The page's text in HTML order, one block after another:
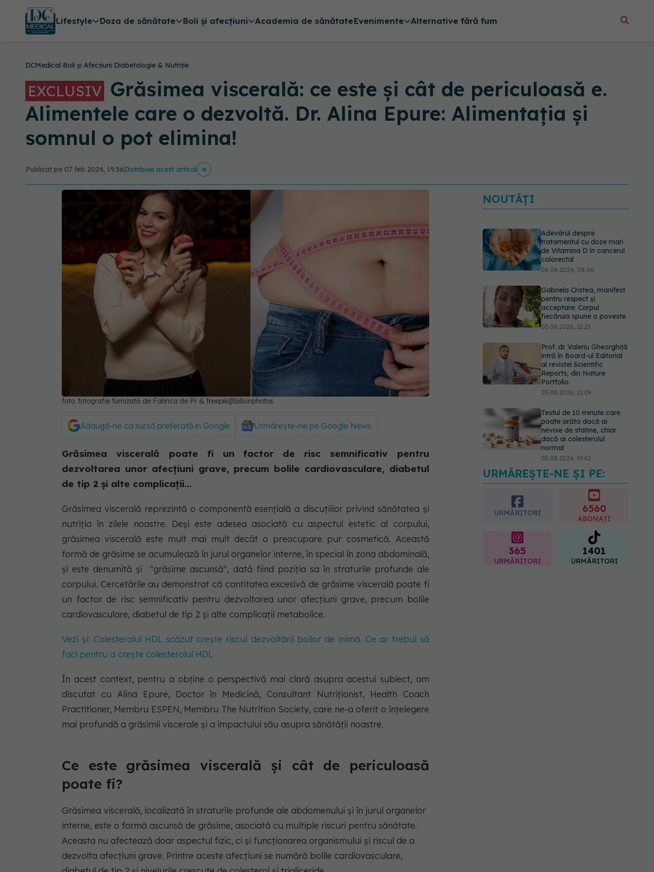
Lifestyle Doza de sănătate Boli și afecțiuni Academia de sănătateEvenimente Alternative fără fum
DCMedical›Boli și Afecțiuni›Diabetologie & Nutriție
EXCLUSIV Grăsimea viscerală: ce este și cât de periculoasă e.
Alimentele care o dezvoltă. Dr. Alina Epure: Alimentația și
somnul o pot elimina!
Publicat pe 07 feb 2024, 19:36Distribuie acest articol
foto: fotografie furnizată de Fabrica de Pr & freepik@billionphotos
Adaugă-ne ca sursă preferată în Google Urmărește-ne pe Google News
Grăsimea viscerală poate fi un factor de risc semnificativ pentru
dezvoltarea unor afecțiuni grave, precum bolile cardiovasculare, diabetul
de tip 2 și alte complicații...
Grăsimea viscerală reprezintă o componentă esențială a discuțiilor privind sănătatea și
nutriția în zilele noastre. Deși este adesea asociată cu aspectul estetic al corpului,
grăsimea viscerală este mult mai mult decât o preocupare pur cosmetică. Această
formă de grăsime se acumulează în jurul organelor interne, în special în zona abdominală,
și este denumită și "grăsime ascunsă", dată fiind poziția sa în straturile profunde ale
corpului. Cercetările au demonstrat că cantitatea excesivă de grăsime viscerală poate fi
un factor de risc semnificativ pentru dezvoltarea unor afecțiuni grave, precum bolile
cardiovasculare, diabetul de tip 2 și alte complicații metabolice.
Vezi și: Colesterolul HDL scăzut crește riscul dezvoltării boilor de inimă. Ce ar trebui să
faci pentru a crește colesterolul HDL
În acest context, pentru a obține o perspectivă mai clară asupra acestui subiect, am
discutat cu Alina Epure, Doctor în Medicină, Consultant Nutriționist, Health Coach
Practitioner, Membru ESPEN, Membru The Nutrition Society, care ne-a oferit o înțelegere
mai profundă a grăsimii viscerale și a impactului său asupra sănătății noastre.
Ce este grăsimea viscerală și cât de periculoasă
poate fi?
Grăsimea viscerală, localizată în straturile profunde ale abdomenului și în jurul organelor
interne, este o formă ascunsă de grăsime, asociată cu multiple riscuri pentru sănătate.
Aceasta nu afectează doar aspectul fizic, ci și funcționarea organismului și riscul de a
dezvolta afecțiuni grave. Printre aceste afecțiuni se numără bolile cardiovasculare,
NOUTĂȚI
Adevărul despre
tratamentul cu doze mari
de Vitamina D în cancerul
colorectal
06.08.2026, 08:06
Gabriela Cristea, manifest
pentru respect și
acceptare: Corpul
fiecăruia spune o poveste
05.08.2026, 21:23
Prof. dr. Valeriu Gheorghiță
intră în Board-ul Editorial
al revistei Scientific
Reports, din Nature
Portfolio
05.08.2026, 21:09
Testul de 10 minute care
poate arăta dacă ai
nevoie de statine, chiar
dacă ai colesterolul
normal
05.08.2026, 19:42
Pepenele roșu sau cel
galben: care crește
glicemia mai repede.
Răspunsul unui medic
URMĂREȘTE-NE ȘI PE:
URMĂRITORI 6560
ABONAȚI
365
URMĂRITORI
1401
URMĂRITORI